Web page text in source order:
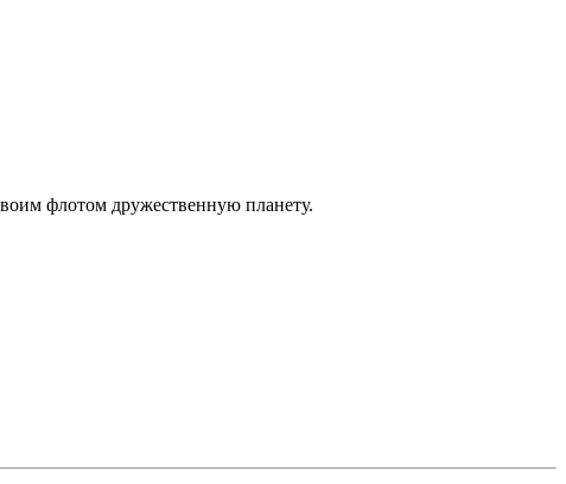
флотом дружественную планету.